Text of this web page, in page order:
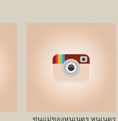
ขุ่นแม่ของหนูเนตร หนูเนตร